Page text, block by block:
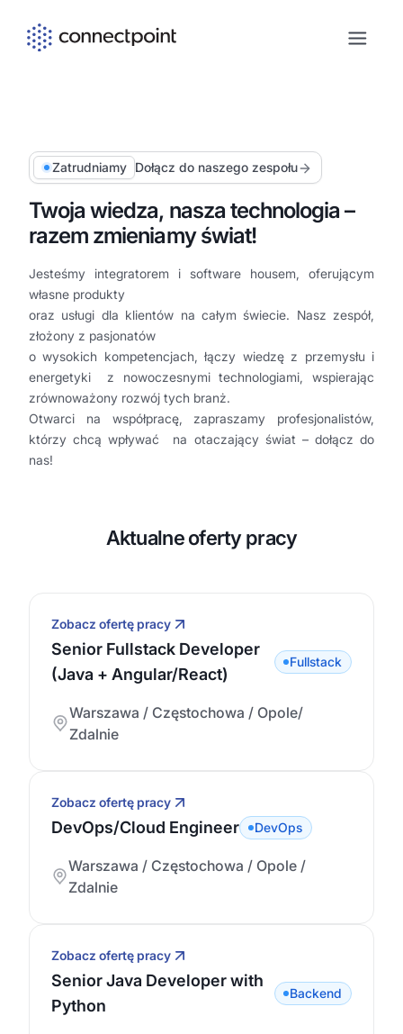
Zatrudniamy Dołącz do naszego zespołu
Twoja wiedza, nasza technologia –
razem zmieniamy świat!
Jesteśmy integratorem i software housem, oferującym
własne produkty
oraz usługi dla klientów na całym świecie. Nasz zespół,
złożony z pasjonatów
o wysokich kompetencjach, łączy wiedzę z przemysłu i
energetyki z nowoczesnymi technologiami, wspierając
zrównoważony rozwój tych branż.
Otwarci na współpracę, zapraszamy profesjonalistów,
którzy chcą wpływać na otaczający świat – dołącz do
nas!
Aktualne oferty pracy
Zobacz ofertę pracy
Senior Fullstack Developer
(Java + Angular/React)
Fullstack
Warszawa / Częstochowa / Opole/
Zdalnie
Zobacz ofertę pracy
DevOps/Cloud Engineer DevOps
Warszawa / Częstochowa / Opole /
Zdalnie
Zobacz ofertę pracy
Senior Java Developer with
Python
Backend